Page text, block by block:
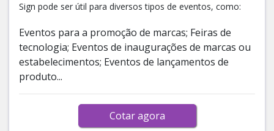
Sign pode ser útil para diversos tipos de eventos, como:
Eventos para a promoção de marcas; Feiras de
tecnologia; Eventos de inaugurações de marcas ou
estabelecimentos; Eventos de lançamentos de
produto...
Cotar agora